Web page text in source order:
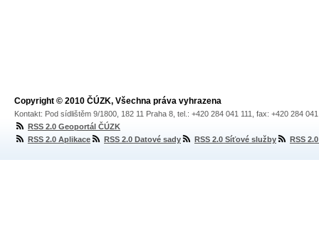
Copyright © 2010 ČÚZK, Všechna práva vyhrazena
Kontakt: Pod sídlištěm 9/1800, 182 11 Praha 8, tel.: +420 284 041 111, fax: +420 284
RSS 2.0 Geoportál ČÚZK
RSS 2.0 Aplikace
RSS 2.0 Datové sady RSS 2.0 Síťové služby RSS